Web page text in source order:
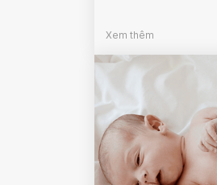
Xem thêm